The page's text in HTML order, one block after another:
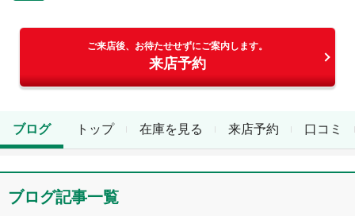
ご来店後、お待たせせずにご案内します。
来店予約
トップ 在庫を見る 来店予約 口コミ
ブログ
ブログ記事一覧